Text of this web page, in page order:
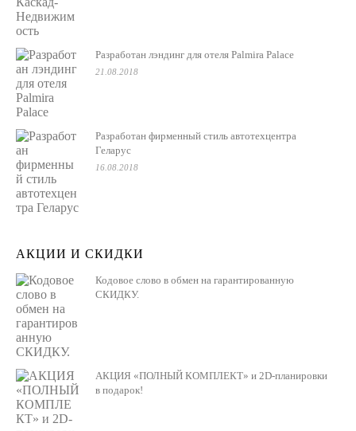
Разработан лэндинг для отеля Palmira Palace
21.08.2018
Разработан фирменный стиль автотехцентра
Геларус
16.08.2018
АКЦИИ И СКИДКИ
Кодовое слово в обмен на гарантированную
СКИДКУ.
АКЦИЯ «ПОЛНЫЙ КОМПЛЕКТ» и 2D-планировки
в подарок!